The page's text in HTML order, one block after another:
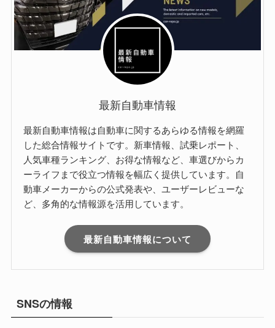
最新自動車情報
最新自動車情報は自動車に関するあらゆる情報を網羅
した総合情報サイトです。新車情報、試乗レポート、
人気車種ランキング、お得な情報など、車選びからカ
ーライフまで役立つ情報を幅広く提供しています。自
動車メーカーからの公式発表や、ユーザーレビューな
ど、多角的な情報源を活用しています。
最新自動車情報について
SNSの情報